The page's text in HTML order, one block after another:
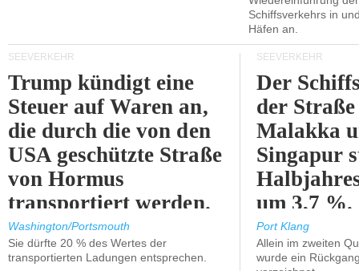
Schiffsverkehrs in
Häfen an.
SEEVERKEHR
Trump kündigt eine
Steuer auf Waren an,
die durch die von den
USA geschützte Straße
von Hormus
transportiert werden.
Washington/Portsmouth
Sie dürfte 20 % des Wertes der
transportierten Ladungen entsprechen.
SEEVERKEHR
Der
der
Malakka
Singapur
um 3,7 %.
Port Klang
Allein im zweiten
wurde ein